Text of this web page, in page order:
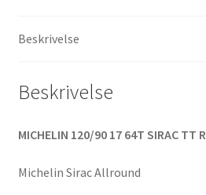
Beskrivelse
Beskrivelse
MICHELIN 120/90 17 64T SIRAC TT R
Michelin Sirac Allround